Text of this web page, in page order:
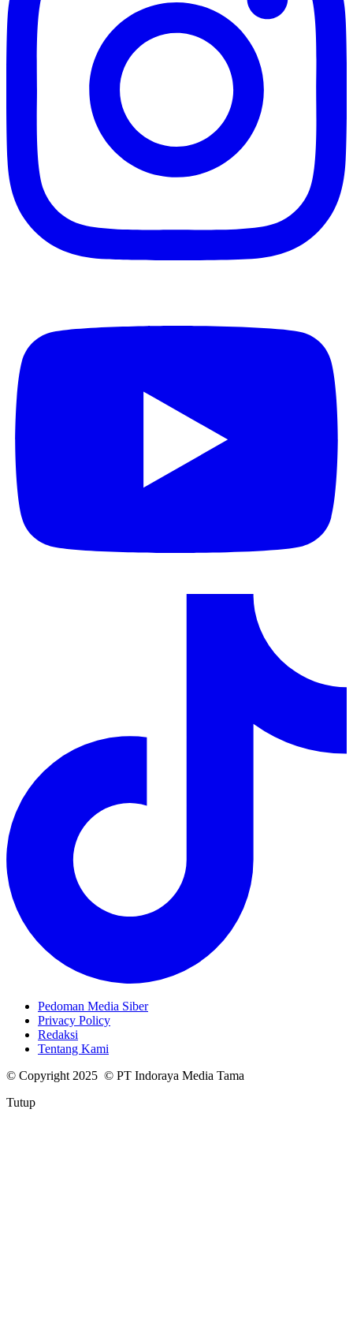
Pedoman Media Siber
Privacy Policy
Redaksi
Tentang Kami
© Copyright 2025 © PT Indoraya Media Tama
Tutup